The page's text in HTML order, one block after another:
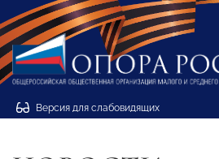
Версия для слабовидящих